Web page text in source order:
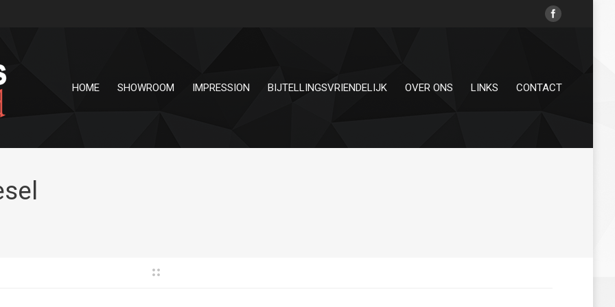
HOME SHOWROOM IMPRESSION BIJTELLINGSVRIENDELIJK OVER ONS LINKS CONTACT